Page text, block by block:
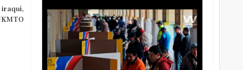
iraquí,